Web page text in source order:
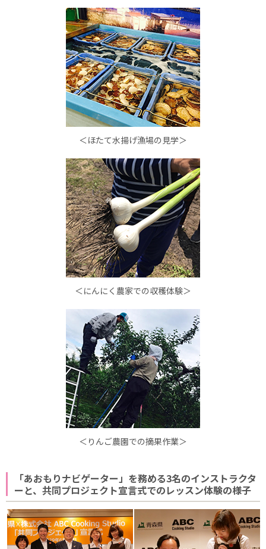
＜ほたて水揚げ漁場の見学＞
＜にんにく農家での収穫体験＞
＜りんご農園での摘果作業＞
「あおもりナビゲーター」を務める3名のインストラクタ
ーと、共同プロジェクト宣言式でのレッスン体験の様子